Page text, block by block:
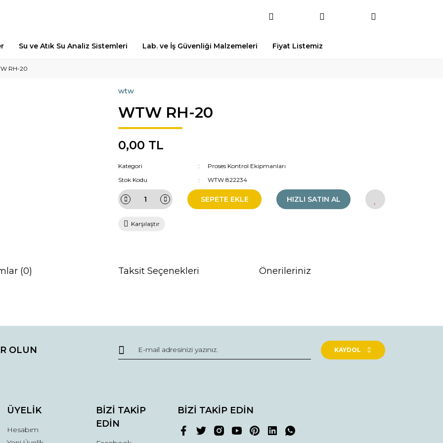
Su ve Atık Su Analiz Sistemleri Lab. ve İş Güvenliği Malzemeleri Fiyat Listemiz
RH-20
wtw
WTW RH-20
0,00 TL
Kategori
Proses Kontrol Ekipmanları
Stok Kodu
WTW 822234
SEPETE EKLE HIZLI SATIN AL
Karşılaştır
(0) Taksit Seçenekleri Önerileriniz
Yorum Yaz
OLUN KAYDOL
ÜYELİK
Hesabım
BİZİ TAKİP
EDİN
BİZİ TAKİP EDİN